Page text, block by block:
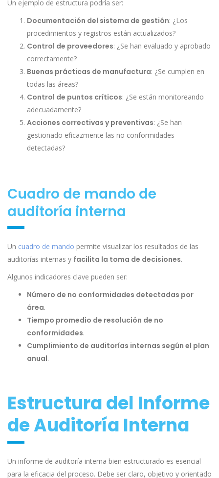
Un ejemplo de estructura podría ser:
Documentación del sistema de gestión: ¿Los
procedimientos y registros están actualizados?
Control de proveedores: ¿Se han evaluado y aprobado
correctamente?
Buenas prácticas de manufactura: ¿Se cumplen en
todas las áreas?
Control de puntos críticos: ¿Se están monitoreando
adecuadamente?
Acciones correctivas y preventivas: ¿Se han
gestionado eficazmente las no conformidades
detectadas?
Cuadro de mando de
auditoría interna
Un cuadro de mando permite visualizar los resultados de las
auditorías internas y facilita la toma de decisiones.
Algunos indicadores clave pueden ser:
Número de no conformidades detectadas por
área.
Tiempo promedio de resolución de no
conformidades.
Cumplimiento de auditorías internas según el plan
anual.
Estructura del Informe
de Auditoría Interna
Un informe de auditoría interna bien estructurado es esencial
para la eficacia del proceso. Debe ser claro, objetivo y orientado